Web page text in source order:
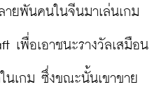
ยพันคนในจีนมาเล่นเกม
เพื่อเอาชนะรางวัลเสมือน
นเกม ซึ่งขณะนั้นเขาขาย